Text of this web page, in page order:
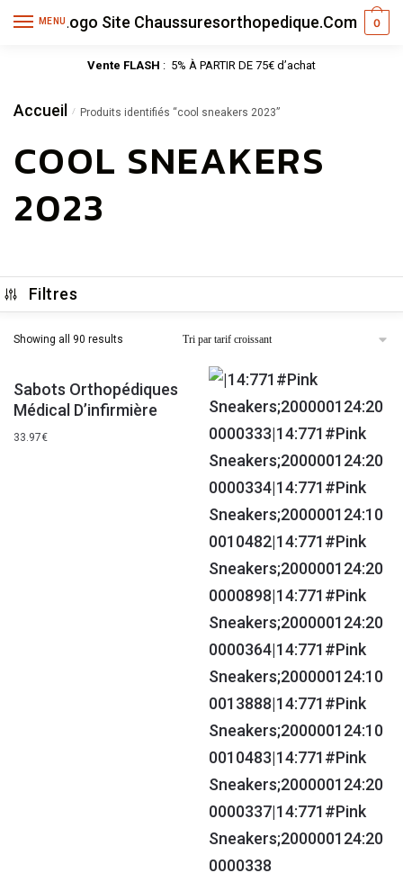
MENU 0
Vente FLASH : 5% À PARTIR DE 75€ d’achat
Accueil / Produits identifiés “cool sneakers 2023”
COOL SNEAKERS
2023
Filtres
Showing all 90 results
Sabots Orthopédiques
Médical D’infirmière
33.97€